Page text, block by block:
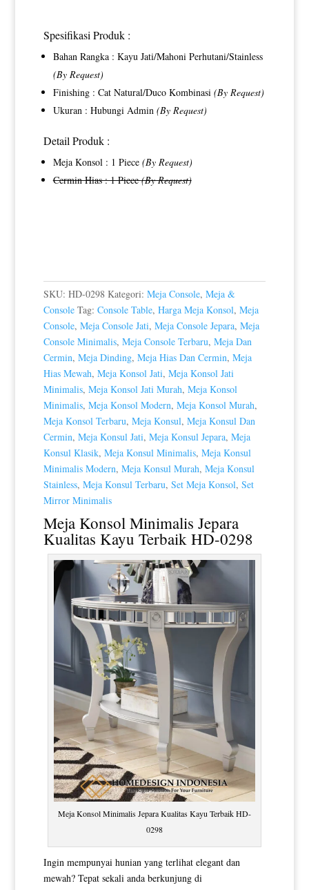
Spesifikasi Produk :
Bahan Rangka : Kayu Jati/Mahoni Perhutani/Stainless
(By Request)
Finishing : Cat Natural/Duco Kombinasi (By Request)
Ukuran : Hubungi Admin (By Request)
Detail Produk :
Meja Konsol : 1 Piece (By Request)
Cermin Hias : 1 Piece(By Request)
SKU: HD-0298 Kategori: Meja Console, Meja &
Console Tag: Console Table, Harga Meja Konsol, Meja
Console, Meja Console Jati, Meja Console Jepara, Meja
Console Minimalis, Meja Console Terbaru, Meja Dan
Cermin, Meja Dinding, Meja Hias Dan Cermin, Meja
Hias Mewah, Meja Konsol Jati, Meja Konsol Jati
Minimalis, Meja Konsol Jati Murah, Meja Konsol
Minimalis, Meja Konsol Modern, Meja Konsol Murah,
Meja Konsol Terbaru, Meja Konsul, Meja Konsul Dan
Cermin, Meja Konsul Jati, Meja Konsul Jepara, Meja
Konsul Klasik, Meja Konsul Minimalis, Meja Konsul
Minimalis Modern, Meja Konsul Murah, Meja Konsul
Stainless, Meja Konsul Terbaru, Set Meja Konsol, Set
Mirror Minimalis
Meja Konsol Minimalis Jepara
Kualitas Kayu Terbaik HD-0298
Meja Konsol Minimalis Jepara Kualitas Kayu Terbaik HD-
0298
Ingin mempunyai hunian yang terlihat elegant dan
mewah? Tepat sekali anda berkunjung di